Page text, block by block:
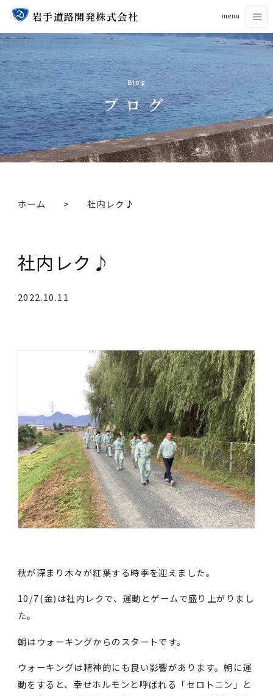
岩手道路開発株式会社 menu
Blog
ブログ
社内レク♪
秋が深まり木々が紅葉する時季を迎えました。
10/7(金)は社内レクで、運動とゲームで盛り上がり
た。